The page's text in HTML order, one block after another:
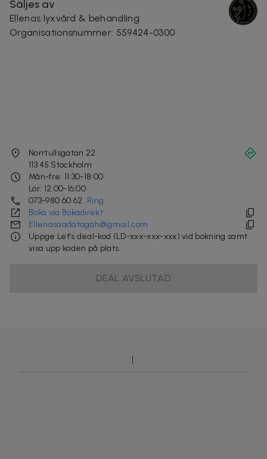
Säljes av
Ellenas lyxvård & behandling
Organisationsnummer: 559424-0300
Norrtullsgatan 22
113 45 Stockholm
Mån-fre: 11:30-18:00
Lör: 12.00-16:00
073-980 60 62 Ring
Boka via Bokadirekt
Ellenasaadatagah@gmail.com
Uppge Let's deal-kod (LD-xxx-xxx-xxx) vid bokning samt
visa upp koden på plats.
DEAL AVSLUTAD